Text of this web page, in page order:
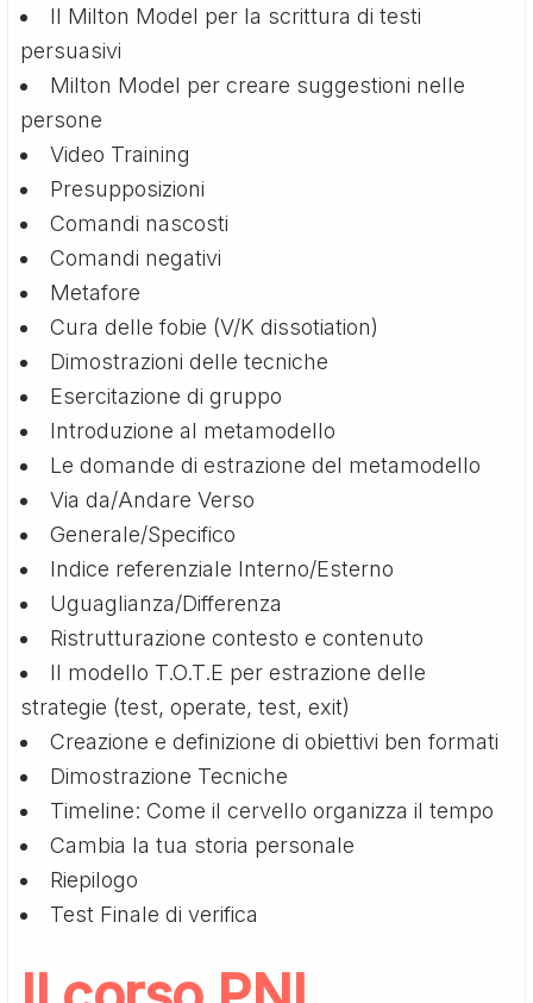
Il Milton Model per la scrittura di testi
persuasivi
Milton Model per creare suggestioni nelle
persone
Video Training
Presupposizioni
Comandi nascosti
Comandi negativi
Metafore
Cura delle fobie (V/K dissotiation)
Dimostrazioni delle tecniche
Esercitazione di gruppo
Introduzione al metamodello
Le domande di estrazione del metamodello
Via da/Andare Verso
Generale/Specifico
Indice referenziale Interno/Esterno
Uguaglianza/Differenza
Ristrutturazione contesto e contenuto
Il modello T.O.T.E per estrazione delle
strategie (test, operate, test, exit)
Creazione e definizione di obiettivi ben formati
Dimostrazione Tecniche
Timeline: Come il cervello organizza il tempo
Cambia la tua storia personale
Riepilogo
Test Finale di verifica